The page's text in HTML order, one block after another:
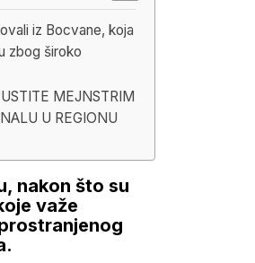
iz Bocvane, koja
zbog široko
MEJNSTRIM
U REGIONU
nakon što su
važe